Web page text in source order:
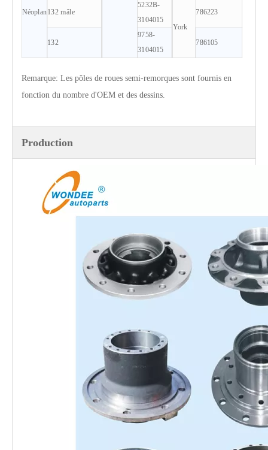
Néoplan132 mâle
5232B-
3104015
York
786223
132
9758-
3104015
786105
Remarque: Les pôles de roues semi-remorques sont fournis en
fonction du nombre d'OEM et des dessins.
Production
Disques de frein OEM robustes pour la semi-remorque et les pièces de camion Aile semi-remorque de type de lubrification à l'huile de 13 tonnes pour le marché sud-américain